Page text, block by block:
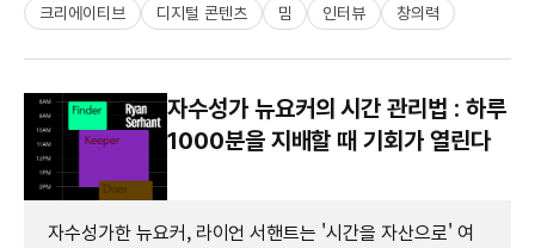
크리에이티브 디지털 콘텐츠 밈 인터뷰 창의력
자수성가 뉴요커의 시간 관리법 : 하루
1000분을 지배할 때 기회가 열린다
자수성가한 뉴요커, 라이언 서핸트는 '시간을 자산으로' 여